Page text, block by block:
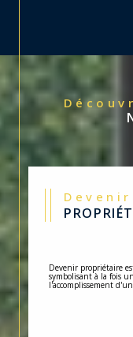
Devenir
Devenir propriétaire
symbolisant à la fois
l'accomplissement